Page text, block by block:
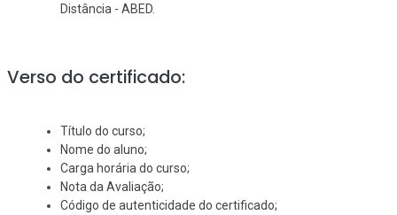
Distância - ABED.
Verso do certificado:
Título do curso;
Nome do aluno;
Carga horária do curso;
Nota da Avaliação;
Código de autenticidade do certificado;